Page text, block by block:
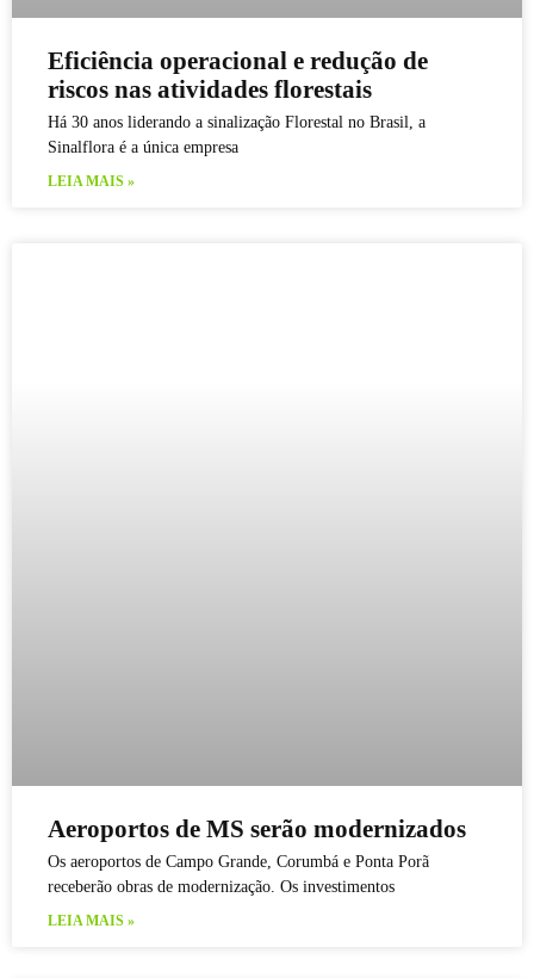
Eficiência operacional e redução de
riscos nas atividades florestais
Há 30 anos liderando a sinalização Florestal no Brasil, a
Sinalflora é a única empresa
LEIA MAIS »
Aeroportos de MS serão modernizados
Os aeroportos de Campo Grande, Corumbá e Ponta Porã
receberão obras de modernização. Os investimentos
LEIA MAIS »